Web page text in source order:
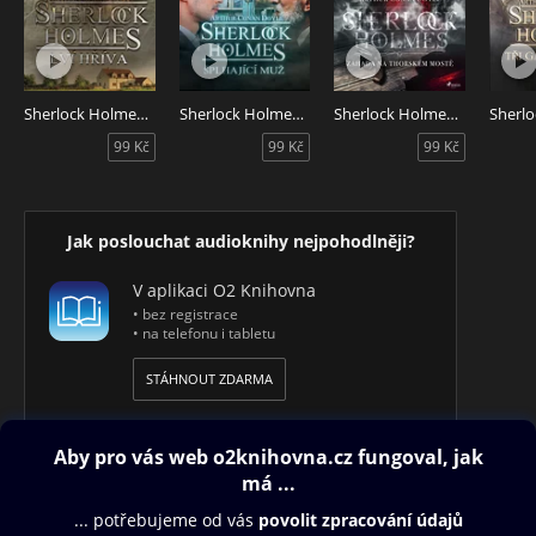
Sherlock Holmes: Lví hříva
99 Kč
Sherlock Holmes: Šplhající muž
99 Kč
Sherlock Holmes: Záhada na Thorském mostě
99 Kč
Jak poslouchat audioknihy nejpohodlněji?
V aplikaci O2 Knihovna
• bez registrace
• na telefonu i tabletu
STÁHNOUT ZDARMA
Obsah ke stažení